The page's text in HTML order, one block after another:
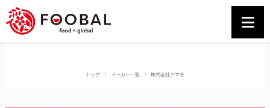
トップ メーカー一覧 株式会社ヤマキ